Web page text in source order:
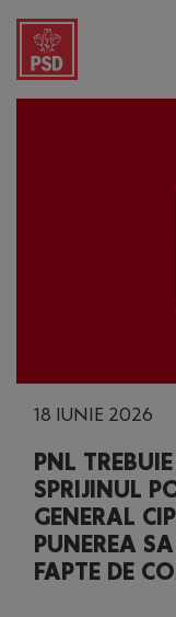
18 IUNIE 2026
PNL
SPRIJINUL
GENERAL
PUNEREA
FAPTE DE